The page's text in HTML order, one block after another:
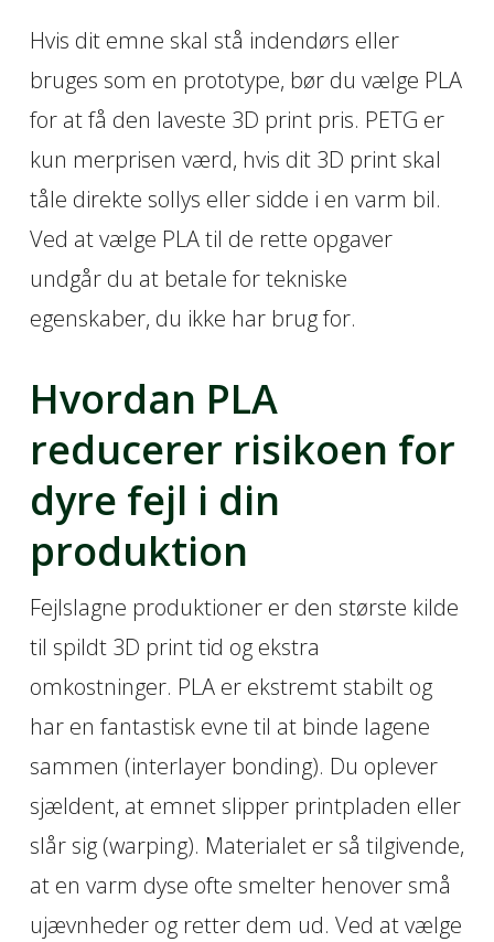
Hvis dit emne skal stå indendørs eller
bruges som en prototype, bør du vælge PLA
for at få den laveste 3D print pris. PETG er
kun merprisen værd, hvis dit 3D print skal
tåle direkte sollys eller sidde i en varm bil.
Ved at vælge PLA til de rette opgaver
undgår du at betale for tekniske
egenskaber, du ikke har brug for.
Hvordan PLA
reducerer risikoen for
dyre fejl i din
produktion
Fejlslagne produktioner er den største kilde
til spildt 3D print tid og ekstra
omkostninger. PLA er ekstremt stabilt og
har en fantastisk evne til at binde lagene
sammen (interlayer bonding). Du oplever
sjældent, at emnet slipper printpladen eller
slår sig (warping). Materialet er så tilgivende,
at en varm dyse ofte smelter henover små
ujævnheder og retter dem ud. Ved at vælge